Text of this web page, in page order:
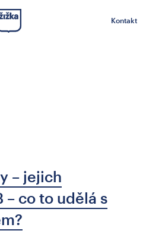
Kontakt
– jejich
– co to udělá s